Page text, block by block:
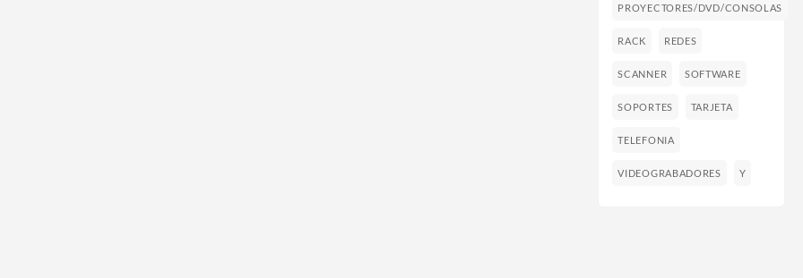
PROYECTORES/DVD/CONSOLAS
RACK REDES
SCANNER SOFTWARE
SOPORTES TARJETA
TELEFONIA
VIDEOGRABADORES Y